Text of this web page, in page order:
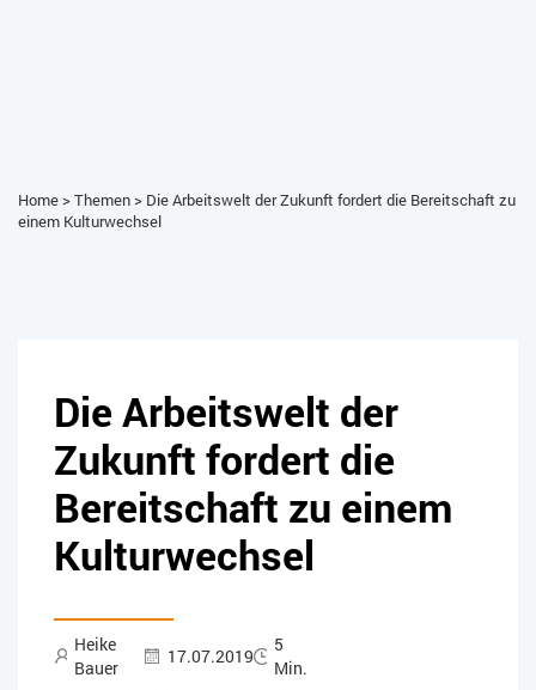
Home>Themen> Die Arbeitswelt der Zukunft fordert die Bereitschaft zu
einem Kulturwechsel
Die Arbeitswelt der
Zukunft fordert die
Bereitschaft zu einem
Kulturwechsel
Heike
Bauer
17.07.2019
5
Min.